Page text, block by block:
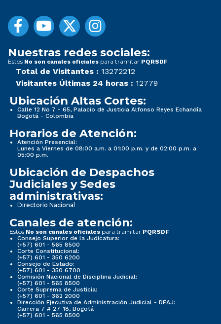
Nuestras redes sociales:
Estos No son canales oficiales para tramitar PQRSDF
Total de Visitantes : 13272212
Visitantes Últimas 24 horas : 12779
Ubicación Altas Cortes:
Calle 12 No 7 - 65, Palacio de Justicia Alfonso Reyes Echandía
Bogotá - Colombia
Horarios de Atención:
Atención Presencial:
Lunes a Viernes de 08:00 a.m. a 01:00 p.m. y de 02:00 p.m. a
05:00 p.m.
Ubicación de Despachos
Judiciales y Sedes
administrativas:
Directorio Nacional
Canales de atención:
Estos No son canales oficiales para tramitar PQRSDF
Consejo Superior de la Judicatura:
(+57) 601 - 565 8500
Corte Constitucional:
(+57) 601 - 350 6200
Consejo de Estado:
(+57) 601 - 350 6700
Comisión Nacional de Disciplina Judicial:
(+57) 601 - 565 8500
Corte Suprema de Justicia:
(+57) 601 - 362 2000
Dirección Ejecutiva de Administración Judicial - DEAJ:
Carrera 7 # 27-18, Bogotá
(+57) 601 - 565 8500